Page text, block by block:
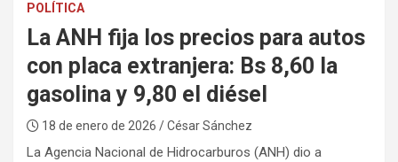
POLÍTICA
La ANH fija los precios para autos
con placa extranjera: Bs 8,60 la
gasolina y 9,80 el diésel
18 de enero de 2026 / César Sánchez
La Agencia Nacional de Hidrocarburos (ANH) dio a